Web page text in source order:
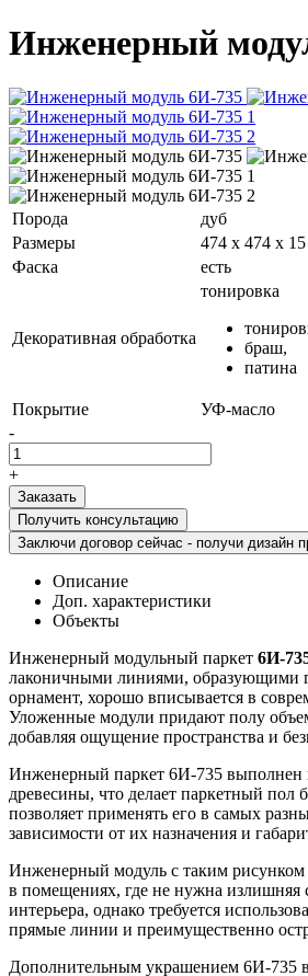
Инженерный
Порода
дуб
Размеры
474 х 474 х
Фаска
есть
Декоративная обработка
тонировка
браш,
патина
Покрытие
УФ-масло
-
+
Получить консультацию
Заключи договор сейчас - получи дизайн
Описание
Доп. характеристики
Объекты
Инженерный модульный паркет 6И-
лаконичными линиями, образующими
орнамент, хорошо вписывается в
Уложенные модули придают полу
добавляя ощущение пространства и
Инженерный паркет 6И-735 выполнен
древесины, что делает паркетный пол
позволяет применять его в самых
зависимости от их назначения и
Инженерный модуль с таким рисунком
в помещениях, где не нужна излишняя
интерьера, однако требуется
прямые линии и преимущественно
Дополнительным украшением 6И-735